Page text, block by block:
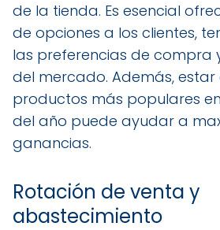
de la tienda. Es esencial
de opciones a los clientes,
las preferencias de compra
del mercado. Además,
productos más populares
del año puede ayudar a
ganancias.
Rotación de venta y
abastecimiento